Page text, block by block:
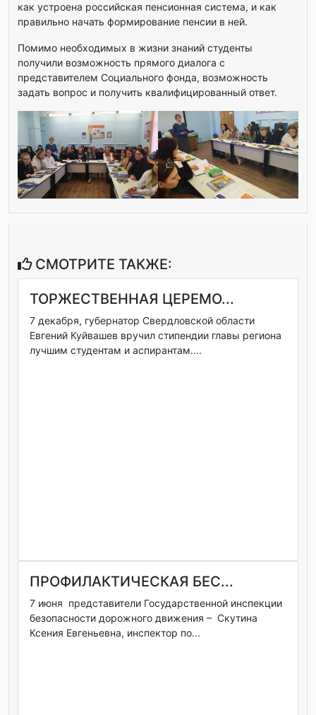
как устроена российская пенсионная система, и как
правильно начать формирование пенсии в ней.
Помимо необходимых в жизни знаний студенты
получили возможность прямого диалога с
представителем Социального фонда, возможность
задать вопрос и получить квалифицированный ответ.
СМОТРИТЕ ТАКЖЕ:
ТОРЖЕСТВЕННАЯ ЦЕРЕМО...
7 декабря, губернатор Свердловской области
Евгений Куйвашев вручил стипендии главы региона
лучшим студентам и аспирантам....
ПРОФИЛАКТИЧЕСКАЯ БЕС...
7 июня представители Государственной инспекции
безопасности дорожного движения – Скутина
Ксения Евгеньевна, инспектор по...